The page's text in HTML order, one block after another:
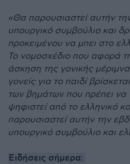
«Θα παρουσιαστεί αυτήν
υπουργικό συμβούλιο και
προκειμένου να μπει στο
Το νομοσχέδιο που αφορά
άσκηση της γονικής
γονείς για το παιδί
των βημάτων που πρέπει να
ψηφιστεί από το ελληνικό
παρουσιαστεί αυτήν την
υπουργικό συμβούλιο και
Ειδήσεις σήμερα: